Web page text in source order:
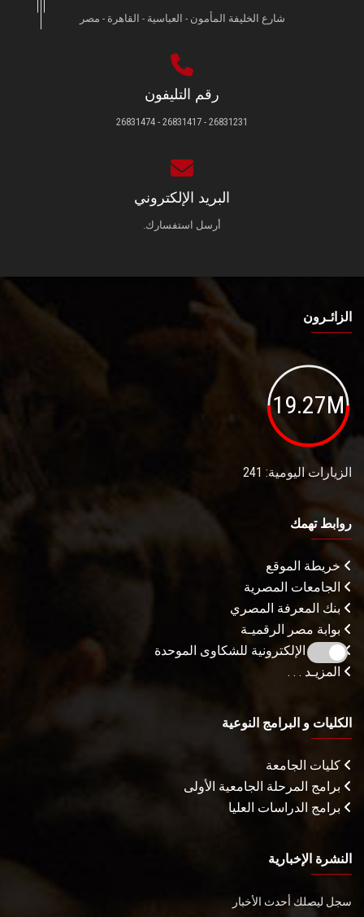
شارع الخليفة المأمون - العباسية - القاهرة - مصر
رقم التليفون
26831231 - 26831417 - 26831474
البريد الإلكتروني
أرسل استفسارك.
الزائـرون
19.27M
الزيارات اليومية: 241
روابط تهمك
خريطة الموقع
الجامعات المصرية
بنك المعرفة المصري
بوابة مصر الرقميـة
البوابة الإلكترونية للشكاوى الموحدة
المزيـد . . .
الكليات و البرامج النوعية
كليات الجامعة
برامج المرحلة الجامعية الأولى
برامج الدراسات العليا
النشرة الإخبارية
سجل ليصلك أحدث الأخبار